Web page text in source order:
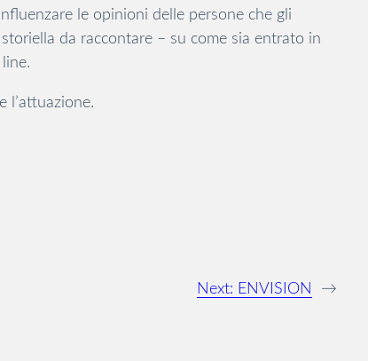
le opinioni delle persone che gli
da raccontare – su come sia entrato in
l’attuazione.
Next: ENVISION →